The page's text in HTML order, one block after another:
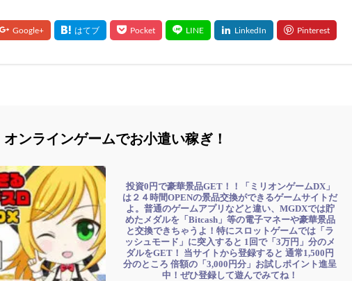
オンラインゲームでお小遣い稼ぎ！
投資0円で豪華景品GET！！「ミリオンゲームDX」
は２４時間OPENの景品交換ができるゲームサイトだ
よ。普通のゲームアプリなどと違い、MGDXでは貯
めたメダルを「Bitcash」等の電子マネーや豪華景品
と交換できちゃうよ！特にスロットゲームでは「ラ
ッシュモード」に突入すると 1回で「3万円」分のメ
ダルをGET！ 当サイトから登録すると 通常1,500円
分のところ 倍額の「3,000円分」お試しポイント進呈
中！ぜひ登録して遊んでみてね！